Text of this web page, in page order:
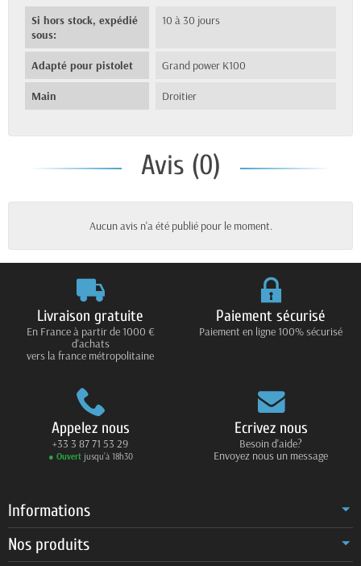
Si hors stock, expédié
sous:
10 à 30 jours
Adapté pour pistolet Grand power K100
Main Droitier
Avis (0)
Aucun avis n'a été publié pour le moment.
Livraison gratuite
En France à partir de 1000 €
d'achats
vers la france métropolitaine
Paiement sécurisé
Paiement en ligne 100% sécurisé
Appelez nous
+33 3 87 71 53 29
● Ouvertjusqu’à 18h30
Ecrivez nous
Besoin d'aide?
Envoyez nous un message
Informations
Nos produits